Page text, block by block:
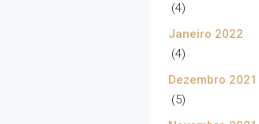
(4)
Janeiro 2022
(4)
Dezembro 2021
(5)